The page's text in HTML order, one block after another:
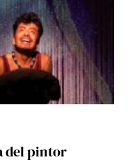
del pintor